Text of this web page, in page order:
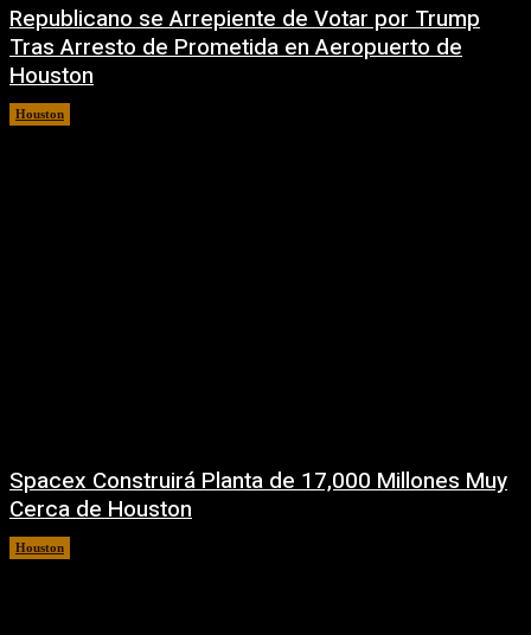
Republicano se Arrepiente de Votar por Trump
Tras Arresto de Prometida en Aeropuerto de
Houston
Houston
Spacex Construirá Planta de 17,000 Millones Muy
Cerca de Houston
Houston